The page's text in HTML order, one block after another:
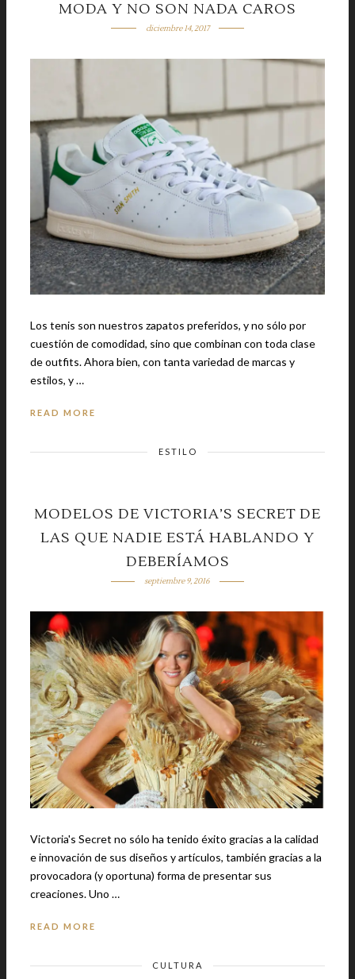
MODA Y NO SON NADA CAROS
diciembre 14, 2017
Los tenis son nuestros zapatos preferidos, y no sólo por
cuestión de comodidad, sino que combinan con toda clase
de outfits. Ahora bien, con tanta variedad de marcas y
estilos, y …
READ MORE
ESTILO
MODELOS DE VICTORIA’S SECRET DE
LAS QUE NADIE ESTÁ HABLANDO Y
DEBERÍAMOS
septiembre 9, 2016
Victoria's Secret no sólo ha tenido éxito gracias a la calidad
e innovación de sus diseños y artículos, también gracias a la
provocadora (y oportuna) forma de presentar sus
creaciones. Uno …
READ MORE
CULTURA